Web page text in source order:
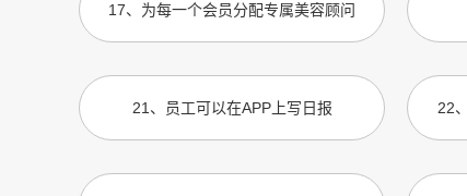
17、 为每一个会员分配专属美容顾问
21 、 员工可以在APP上写日报 22、